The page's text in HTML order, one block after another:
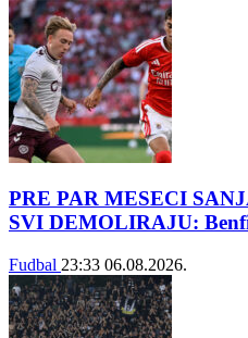
PRE PAR MESECI
SVI DEMOLIRAJU:
Fudbal 23:33 06.08.2026.